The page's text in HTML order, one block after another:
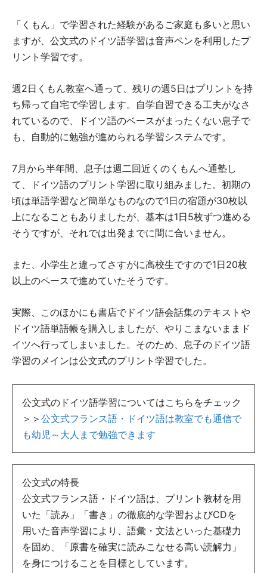
「くもん」で学習された経験があるご家庭も多いと思い
ますが、公文式のドイツ語学習は音声ペンを利用したプ
リント学習です。
週2日くもん教室へ通って、残りの週5日はプリントを持
ち帰って自宅で学習します。自学自習できる工夫がなさ
れているので、ドイツ語のベースがまったくない息子で
も、自動的に勉強が進められる学習システムです。
7月から半年間、息子は週二回近くのくもんへ通塾し
て、ドイツ語のプリント学習に取り組みました。初期の
頃は単語学習など簡単なものなので1日の宿題が30枚以
上になることもありましたが、基本は1日5枚ずつ進める
そうですが、それでは出発までに間に合いません。
また、小学生と違ってさすがに高校生ですので1日20枚
以上のペースで進めていたそうです。
実際、このほかにも書店でドイツ語会話集のテキストや
ドイツ語単語帳を購入しましたが、やりこまないままド
イツへ行ってしまいました。そのため、息子のドイツ語
学習のメインは公文式のプリント学習でした。
公文式のドイツ語学習についてはこちらをチェック
＞＞ 公文式フランス語・ドイツ語は教室でも通信で
も幼児～大人まで勉強できます
公文式の特長
公文式フランス語・ドイツ語は、プリント教材を用
いた「読み」「書き」の徹底的な学習およびCDを
用いた音声学習により、語彙・文法といった基礎力
を固め、「原書を確実に読みこなせる高い読解力」
を身につけることを目標としています。